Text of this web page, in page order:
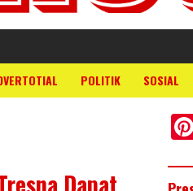
POLITIK SOSIAL
Dapat